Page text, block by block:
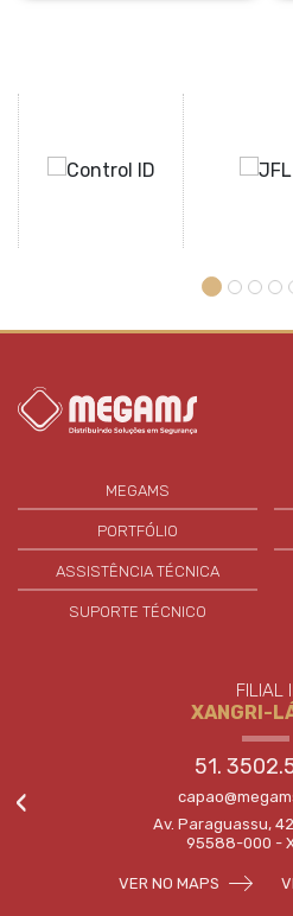
MEGAMS
PORTFÓLIO
ASSISTÊNCIA TÉCNICA
SUPORTE TÉCNICO
FILIAL II
XANGRI-
51.
Av. Paraguassu,
95588-000 -
VER NO MAPS
‹